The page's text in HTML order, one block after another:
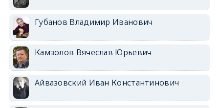
Губанов Владимир Иванович
Камзолов Вячеслав Юрьевич
Айвазовский Иван Константинович